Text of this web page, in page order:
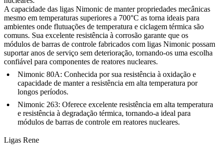
A capacidade das ligas Nimonic de manter propriedades mecânicas
mesmo em temperaturas superiores a 700°C as torna ideais para
ambientes onde flutuações de temperatura e ciclagem térmica são
comuns. Sua excelente resistência à corrosão garante que os
módulos de barras de controle fabricados com ligas Nimonic possam
suportar anos de serviço sem deterioração, tornando-os uma escolha
confiável para componentes de reatores nucleares.
Nimonic 80A: Conhecida por sua resistência à oxidação e
capacidade de manter a resistência em alta temperatura por
longos períodos.
Nimonic 263: Oferece excelente resistência em alta temperatura
e resistência à degradação térmica, tornando-a ideal para
módulos de barras de controle em reatores nucleares.
Ligas Rene